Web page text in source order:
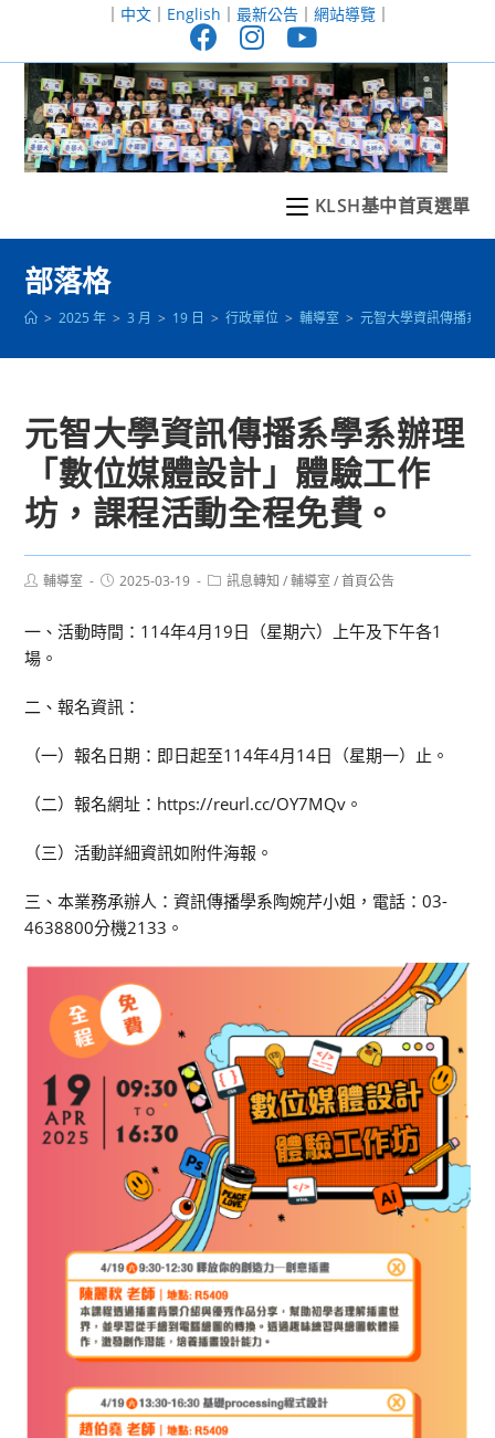
至
｜ 中文｜ English ｜ 最新公告｜ 網站導覽｜
KLSH基中首頁選單
部落格
> 2025 年 > 3 月 > 19 日 > 行政單位 > 輔導室 > 元智大學資訊傳播系
元智大學資訊傳播系學系辦理
「數位媒體設計」體驗工作
坊，課程活動全程免費。
Post輔導室
Post2025-03-19
Post訊息轉知 / 輔導室 / 首頁公告
一、活動時間：114年4月19日（星期六）上午及下午各1
場。
二、報名資訊：
（一）報名日期：即日起至114年4月14日（星期一）止。
（二）報名網址：https://reurl.cc/OY7MQv。
（三）活動詳細資訊如附件海報。
三、本業務承辦人：資訊傳播學系陶婉芹小姐，電話：03-
4638800分機2133。